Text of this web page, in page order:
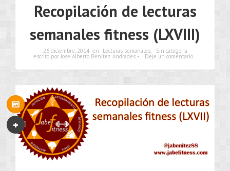
Recopilación de lecturas
semanales fitness (LXVIII)
26 diciembre, 2014 en Lecturas semanales, Sin categoría
escrito por Jose Alberto Benítez Andrades • Deje un comentario